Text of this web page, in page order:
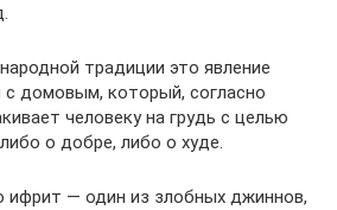
традиции это явление
с домовым, который, согласно
человеку на грудь с целью
о добре, либо о худе.
ифрит — один из злобных джиннов,